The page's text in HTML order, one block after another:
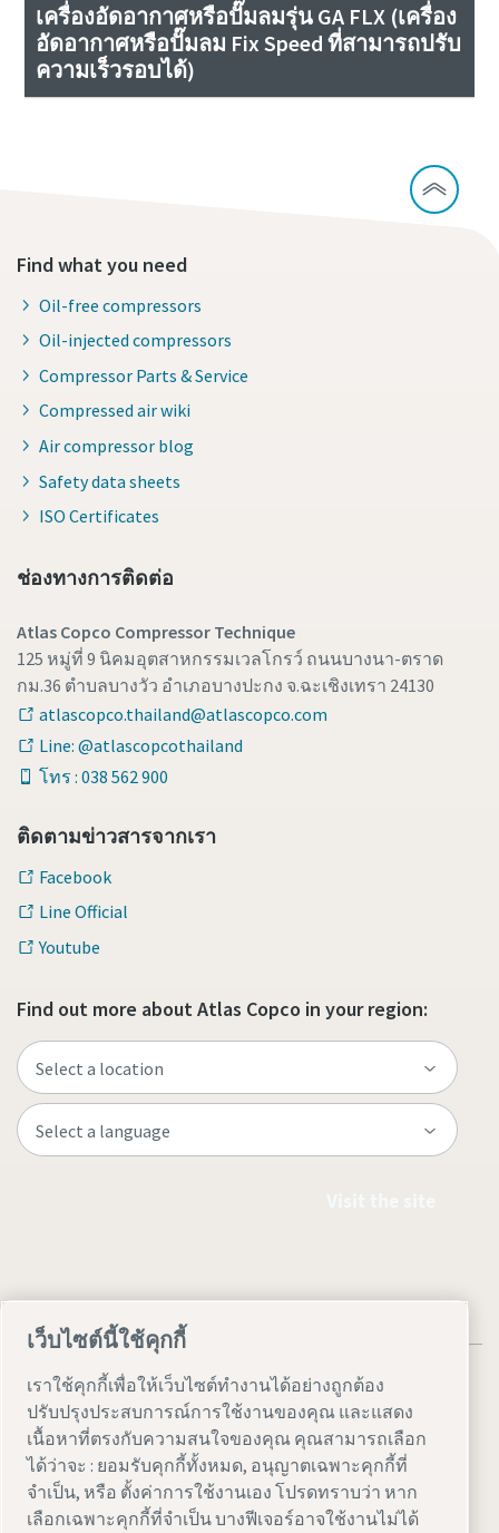
เครื่องอัดอากาศหรือปั๊มลมรุ่น GA FLX (เครื่อง
อัดอากาศหรือปั๊มลม Fix Speed ที่สามารถปรับ
ความเร็วรอบได้)
Find what you need
Oil-free compressors
Oil-injected compressors
Compressor Parts & Service
Compressed air wiki
Air compressor blog
Safety data sheets
ISO Certificates
ช่องทางการติดต่อ
Atlas Copco Compressor Technique
125 หมู่ที่ 9 นิคมอุตสาหกรรมเวลโกรว์ ถนนบางนา-ตราด
กม.36 ตำบลบางวัว อำเภอบางปะกง จ.ฉะเชิงเทรา 24130
atlascopco.thailand@atlascopco.com
Line: @atlascopcothailand
โทร : 038 562 900
ติดตามข่าวสารจากเรา
Facebook
Line Official
Youtube
Find out more about Atlas Copco in your region:
Legal & Privacy Noticesตั้งค่าการใช้งานเองAccessibility
Sitemap
เว็บไซต์นี้ใช้คุกกี้
เราใช้คุกกี้เพื่อให้เว็บไซต์ทำงานได้อย่างถูกต้อง
ปรับปรุงประสบการณ์การใช้งานของคุณ และแสดง
เนื้อหาที่ตรงกับความสนใจของคุณ คุณสามารถเลือก
ได้ว่าจะ : ยอมรับคุกกี้ทั้งหมด, อนุญาตเฉพาะคุกกี้ที่
จำเป็น, หรือ ตั้งค่าการใช้งานเอง โปรดทราบว่า หาก
เลือกเฉพาะคุกกี้ที่จำเป็น บางฟีเจอร์อาจใช้งานไม่ได้